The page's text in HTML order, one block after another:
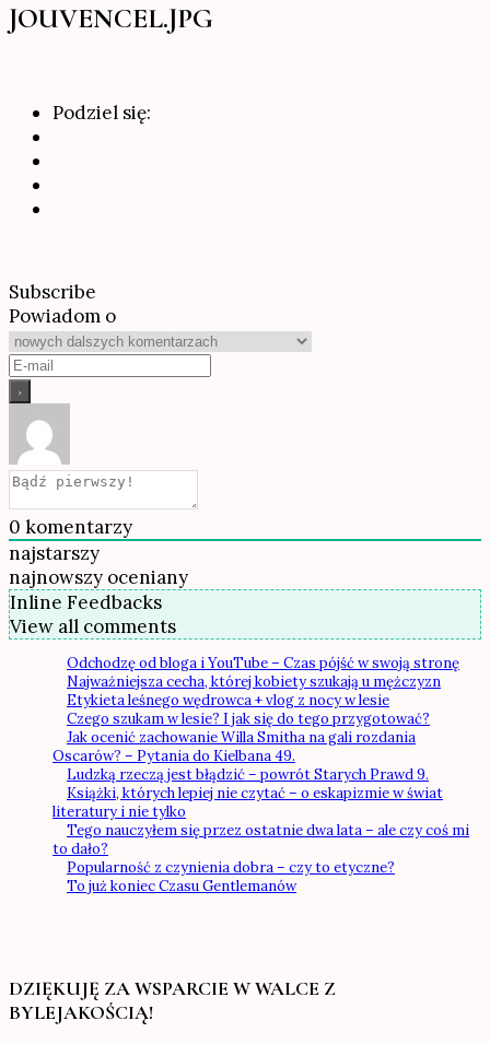
JOUVENCEL.JPG
Podziel się:
Subscribe
Powiadom o
0 komentarzy
najstarszy
najnowszy oceniany
Inline Feedbacks
View all comments
Odchodzę od bloga i YouTube – Czas pójść w swoją stronę
Najważniejsza cecha, której kobiety szukają u mężczyzn
Etykieta leśnego wędrowca + vlog z nocy w lesie
Czego szukam w lesie? I jak się do tego przygotować?
Jak ocenić zachowanie Willa Smitha na gali rozdania
Oscarów? – Pytania do Kielbana 49.
Ludzką rzeczą jest błądzić – powrót Starych Prawd 9.
Książki, których lepiej nie czytać – o eskapizmie w świat
literatury i nie tylko
Tego nauczyłem się przez ostatnie dwa lata – ale czy coś mi
to dało?
Popularność z czynienia dobra – czy to etyczne?
To już koniec Czasu Gentlemanów
DZIĘKUJĘ ZA WSPARCIE W WALCE Z
BYLEJAKOŚCIĄ!